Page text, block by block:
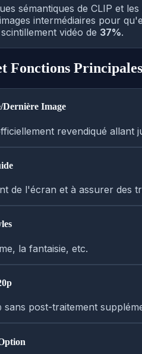
sémantiques de CLIP et
intermédiaires pour
vidéo de 37%.
Fonctions Principales
Dernière Image
revendiqué allant
de l'écran et à assurer des
la fantaisie, etc.
sans post-traitement